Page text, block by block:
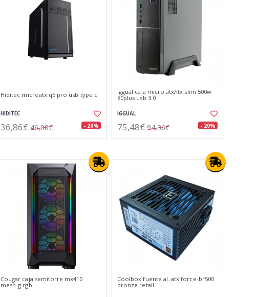
Hiditec microatx q5 pro usb type c
HIDITEC
36,86€ 46,08€ - 20%
Iggual caja micro atx/itx slim 500w
80plus usb 3.0
IGGUAL
75,48€ 94,36€ - 20%
Cougar caja semitorre mx410
mesh-g rgb
Coolbox fuente al. atx force-br500
bronze retail